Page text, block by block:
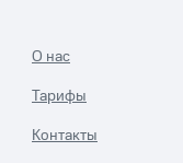
О нас
Тарифы
Контакты